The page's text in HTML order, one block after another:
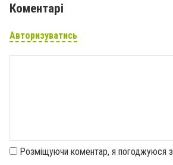
Коментарі
Авторизуватись
Розміщуючи коментар, я погоджуюся з